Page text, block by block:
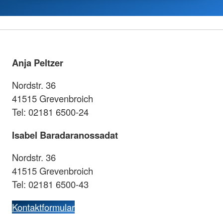
Anja Peltzer
Nordstr. 36
41515 Grevenbroich
Tel: 02181 6500-24
Isabel Baradaranossadat
Nordstr. 36
41515 Grevenbroich
Tel: 02181 6500-43
Kontaktformular